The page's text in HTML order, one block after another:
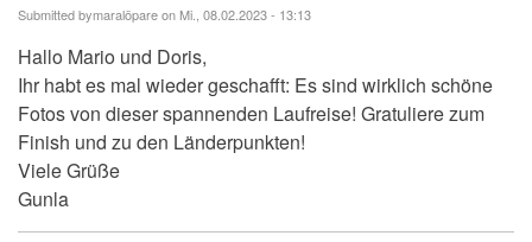
Submitted bymaralöpareon Mi., 08.02.2023 - 13:13
Hallo Mario und Doris,
Ihr habt es mal wieder geschafft: Es sind wirklich schöne
Fotos von dieser spannenden Laufreise! Gratuliere zum
Finish und zu den Länderpunkten!
Viele Grüße
Gunla